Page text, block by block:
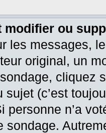
modifier ou
les messages,
original, un
cliquez
sujet (c’est
personne n’a
sondage.